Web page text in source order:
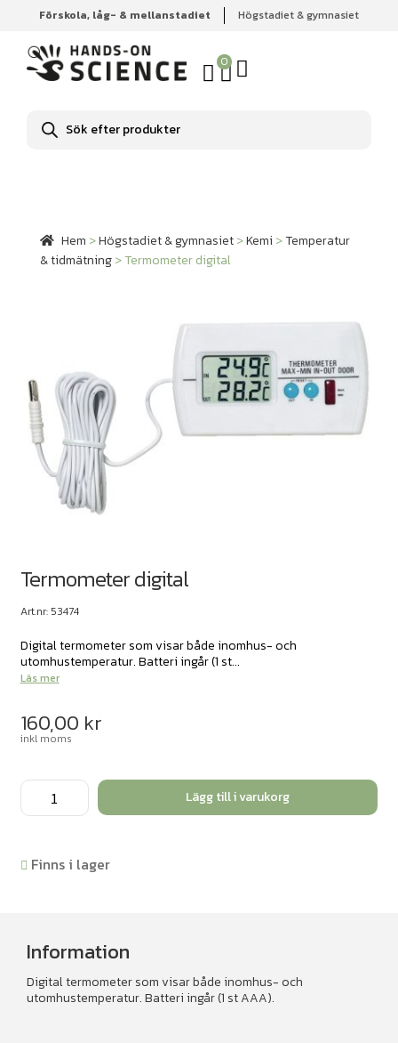
Förskola, låg- & mellanstadiet Högstadiet & gymnasiet
0
Produktsökning
Hem Högstadiet & gymnasiet Kemi
Temperatur &
tidmätning
Termometer digital
Hem >Högstadiet & gymnasiet>Kemi >Temperatur
& tidmätning>Termometer digital
Termometer digital
Art.nr: 53474
Digital termometer som visar både inomhus- och
utomhustemperatur. Batteri ingår (1 st...
Läs mer
160,00 kr
inkl moms
Termometer
digital
Lägg till i varukorg
Finns i lager
Information
Digital termometer som visar både inomhus- och
utomhustemperatur. Batteri ingår (1 st AAA).